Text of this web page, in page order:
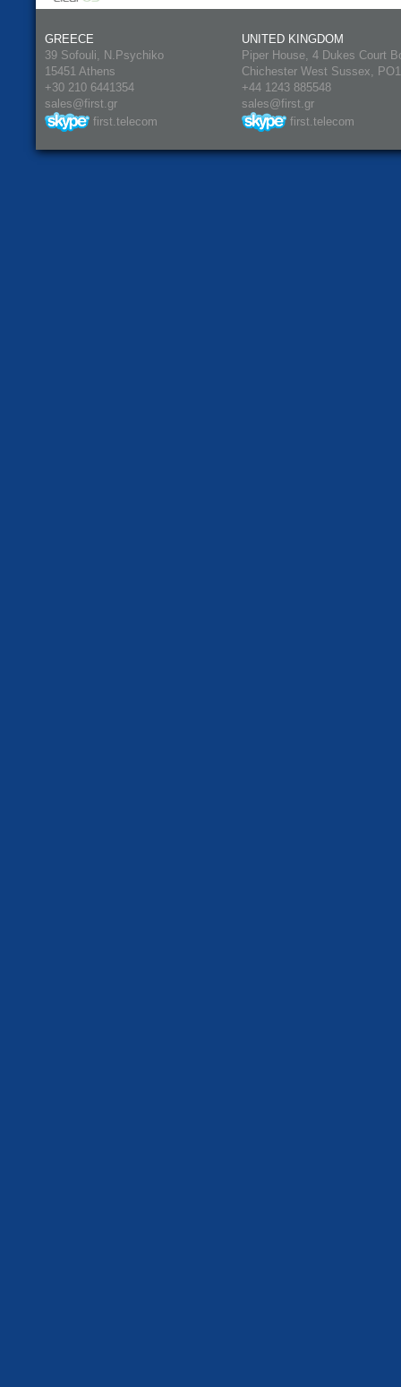
GREECE
39 Sofouli, N.Psychiko
15451 Athens
+30 210 6441354
sales@first.gr
first.telecom
UNITED KINGDOM
Piper House, 4 Dukes Court
Chichester West Sussex,
+44 1243 885548
sales@first.gr
first.telecom